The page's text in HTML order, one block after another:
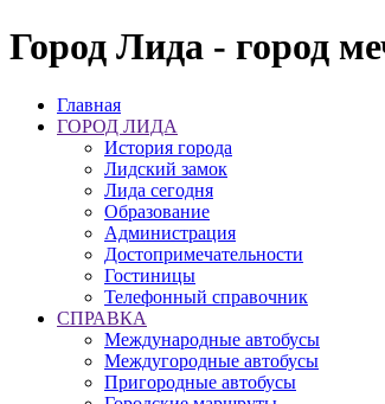
Город Лида - город
Главная
ГОРОД ЛИДА
История города
Лидский замок
Лида сегодня
Образование
Администрация
Достопримечательности
Гостиницы
Телефонный справочник
СПРАВКА
Международные автобусы
Междугородные автобусы
Пригородные автобусы